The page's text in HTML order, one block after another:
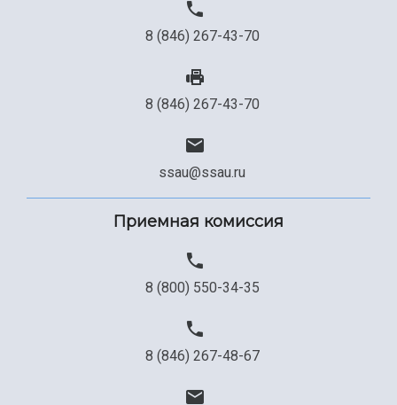
8 (846) 267-43-70
8 (846) 267-43-70
ssau@ssau.ru
Приемная комиссия
8 (800) 550-34-35
8 (846) 267-48-67